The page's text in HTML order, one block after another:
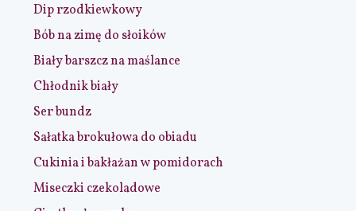
Dip rzodkiewkowy
Bób na zimę do słoików
Biały barszcz na maślance
Chłodnik biały
Ser bundz
Sałatka brokułowa do obiadu
Cukinia i bakłażan w pomidorach
Miseczki czekoladowe